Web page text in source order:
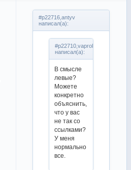
#p22716,antyv
написал(а):
#p22710,vaprol
написал(а):
В смысле
левые?
Можете
конкретно
объяснить,
что у вас
не так со
ссылками?
У меня
нормально
все.